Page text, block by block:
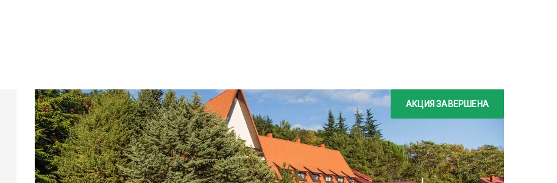
АКЦИЯ ЗАВЕРШЕНА